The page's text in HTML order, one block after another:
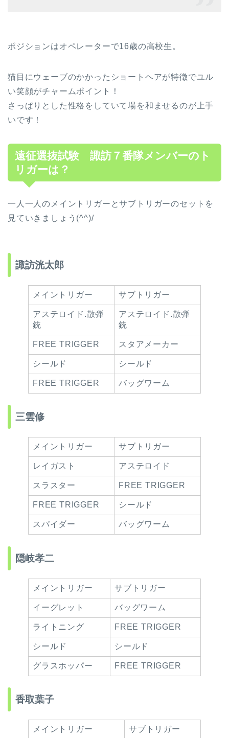
ポジションはオペレーターで16歳の高校生。
猫目にウェーブのかかったショートヘアが特徴でユル
い笑顔がチャームポイント！
さっぱりとした性格をしていて場を和ませるのが上手
いです！
遠征選抜試験 諏訪７番隊メンバーのト
リガーは？
一人一人のメイントリガーとサブトリガーのセットを
見ていきましょう(^^)/
諏訪洸太郎
メイントリガー サブトリガー
アステロイド.散弾
銃
アステロイド.散弾
銃
FREE TRIGGER スタアメーカー
シールド シールド
FREE TRIGGER バッグワーム
三雲修
メイントリガー サブトリガー
レイガスト アステロイド
スラスター FREE TRIGGER
FREE TRIGGER シールド
スパイダー バッグワーム
隠岐孝二
メイントリガー サブトリガー
イーグレット バッグワーム
ライトニング FREE TRIGGER
シールド シールド
グラスホッパー FREE TRIGGER
香取葉子
メイントリガー サブトリガー